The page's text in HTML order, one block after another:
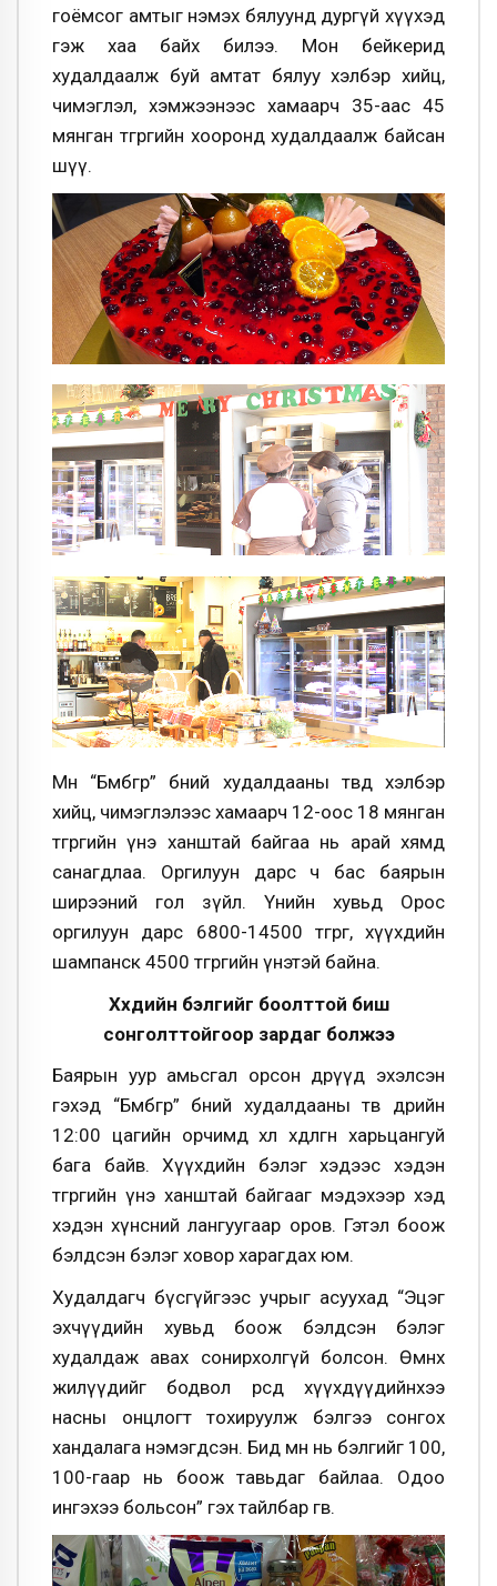
гоёмсог амтыг нэмэх бялуунд дургүй хүүхэд
гэж хаа байх билээ. Мон бейкерид
худалдаалж буй амтат бялуу хэлбэр хийц,
чимэглэл, хэмжээнээс хамаарч 35-аас 45
мянган төгрөгийн хооронд худалдаалж байсан
шүү.
Мөн “Бөмбөгөр” бөөний худалдааны төвд хэлбэр
хийц, чимэглэлээс хамаарч 12-оос 18 мянган
төгрөгийн үнэ ханштай байгаа нь арай хямд
санагдлаа. Оргилуун дарс ч бас баярын
ширээний гол зүйл. Үнийн хувьд Орос
оргилуун дарс 6800-14500 төгрөг, хүүхдийн
шампанск 4500 төгрөгийн үнэтэй байна.
Хүүхдийн бэлгийг боолттой биш
сонголттойгоор зардаг болжээ
Баярын уур амьсгал орсон өдрүүд эхэлсэн
гэхэд “Бөмбөгөр” бөөний худалдааны төв өдрийн
12:00 цагийн орчимд хөл хөдөлгөөн харьцангуй
бага байв. Хүүхдийн бэлэг хэдээс хэдэн
төгрөгийн үнэ ханштай байгааг мэдэхээр хэд
хэдэн хүнсний лангуугаар оров. Гэтэл боож
бэлдсэн бэлэг ховор харагдах юм.
Худалдагч бүсгүйгээс учрыг асуухад “Эцэг
эхчүүдийн хувьд боож бэлдсэн бэлэг
худалдаж авах сонирхолгүй болсон. Өмнөх
жилүүдийг бодвол өөрсдөө хүүхдүүдийнхээ
насны онцлогт тохируулж бэлгээ сонгох
хандалага нэмэгдсэн. Бид өмнө нь бэлгийг 100,
100-гаар нь боож тавьдаг байлаа. Одоо
ингэхээ больсон” гэх тайлбар өгөв.